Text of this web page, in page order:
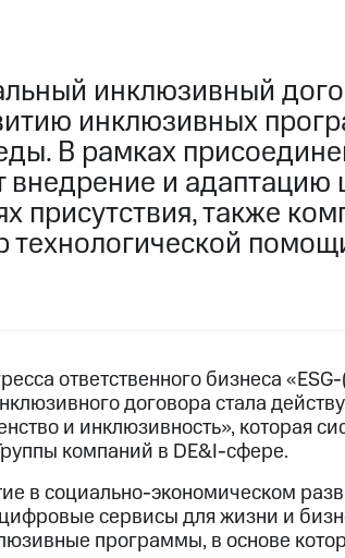
инклюзивный
инклюзивных
В рамках
внедрение и
присутствия, также
технологической
ответственного бизнеса
договора стала
и инклюзивность», которая
компаний в DE&I-сфере.
в социально-экономическом
сервисы для жизни и
программы, в основе